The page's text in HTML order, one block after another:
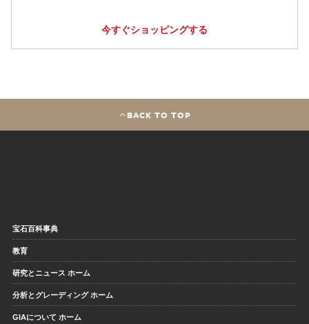
今すぐショッピングする
BACK TO TOP
宝石百科事典
教育
研究とニュース ホーム
分析とグレーディング ホーム
GIAについて ホーム